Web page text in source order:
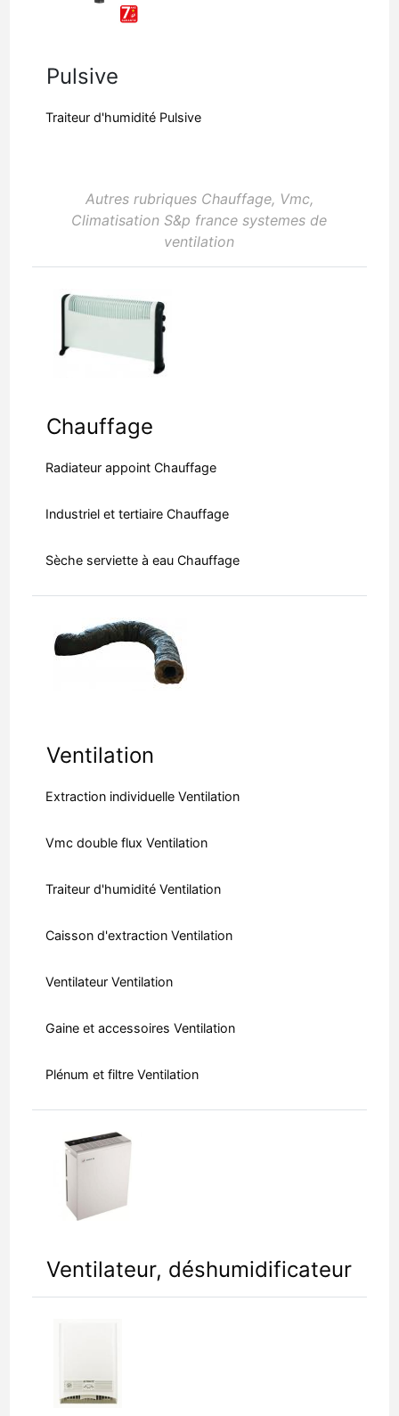
Pulsive
Traiteur d'humidité Pulsive
Autres rubriques Chauffage, Vmc,
Climatisation S&p france systemes de
ventilation
Chauffage
Radiateur appoint Chauffage
Industriel et tertiaire Chauffage
Sèche serviette à eau Chauffage
Ventilation
Extraction individuelle Ventilation
Vmc double flux Ventilation
Traiteur d'humidité Ventilation
Caisson d'extraction Ventilation
Ventilateur Ventilation
Gaine et accessoires Ventilation
Plénum et filtre Ventilation
Ventilateur, déshumidificateur